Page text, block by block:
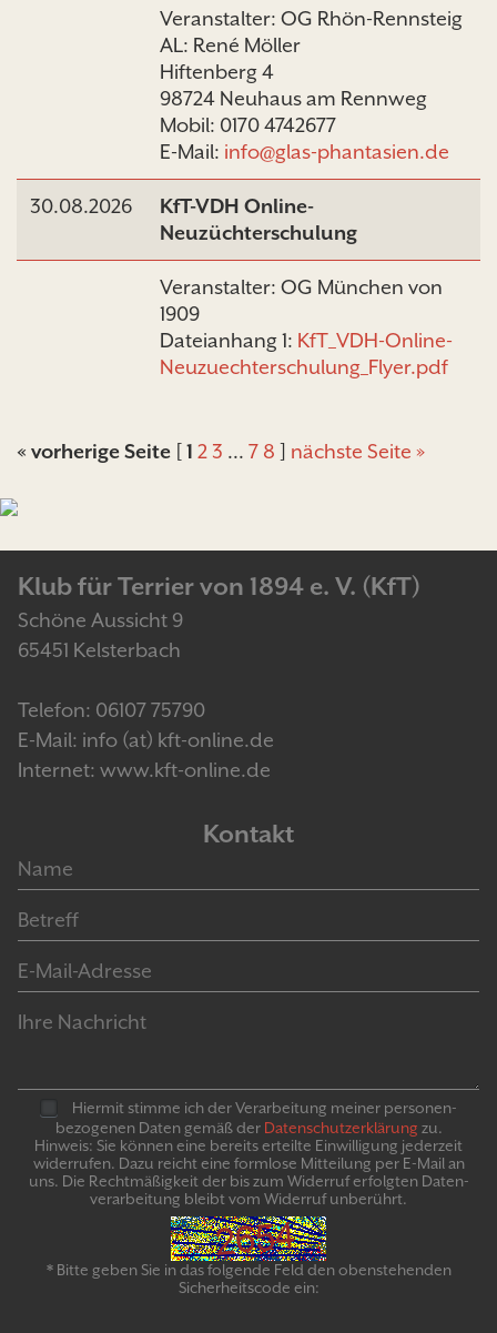
Veranstalter: OG Rhön-Rennsteig
AL: René Möller
Hiftenberg 4
98724 Neuhaus am Rennweg
Mobil: 0170 4742677
E-Mail: info@glas-phantasien.de
30.08.2026
KfT-VDH Online-
Neuzüchterschulung
Veranstalter: OG München von
1909
Dateianhang 1: KfT_VDH-Online-
Neuzuechterschulung_Flyer.pdf
« vorherige Seite [1 2 3 ... 7 8 ] nächste Seite »
Klub für Terrier von 1894 e. V. (KfT)
Schöne Aussicht 9
65451 Kelsterbach
Telefon: 06107 75790
E-Mail: info (at) kft-online.de
Internet: www.kft-online.de
Kontakt
Hiermit stimme ich der Verarbeitung meiner personen­
bezogenen Daten gemäß der Daten­schutz­er­klär­ung zu.
Hinweis: Sie können eine bereits erteilte Ein­willigung jeder­zeit
widerrufen. Dazu reicht eine formlose Mitteilung per E-Mail an
uns. Die Recht­mäßigkeit der bis zum Widerruf erfolgten Daten­
verarbeitung bleibt vom Wider­ruf un­be­rührt.
* Bitte geben Sie in das folgende Feld den obenstehenden
Sicherheitscode ein: